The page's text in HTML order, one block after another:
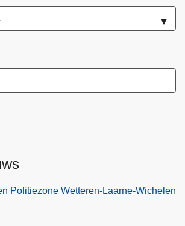
▼
Politiezone Wetteren-Laarne-Wichelen